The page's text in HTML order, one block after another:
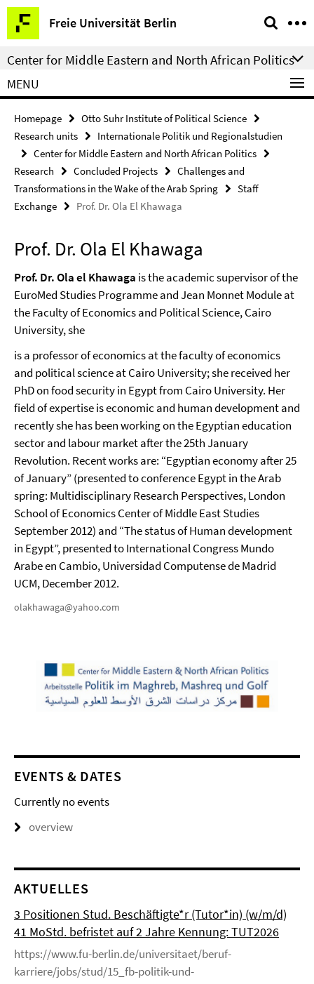
Springe
direkt
zu
Inhalt
Freie Universität Berlin
Service
Navigation
Center for Middle Eastern and North African Politics
MENU
Homepage
Otto Suhr Institute of Political Science
Research units
Internationale Politik und Regionalstudien
Center for Middle Eastern and North African Politics
Research
Concluded Projects
Challenges and
Transformations in the Wake of the Arab Spring
Staff
Exchange
Prof. Dr. Ola El Khawaga
Prof. Dr. Ola El Khawaga
Prof. Dr. Ola el Khawaga is the academic supervisor of the
EuroMed Studies Programme and Jean Monnet Module at
the Faculty of Economics and Political Science, Cairo
University, she
is a professor of economics at the faculty of economics
and political science at Cairo University; she received her
PhD on food security in Egypt from Cairo University. Her
field of expertise is economic and human development and
recently she has been working on the Egyptian education
sector and labour market after the 25th January
Revolution. Recent works are: “Egyptian economy after 25
of January” (presented to conference Egypt in the Arab
spring: Multidisciplinary Research Perspectives, London
School of Economics Center of Middle East Studies
September 2012) and “The status of Human development
in Egypt”, presented to International Congress Mundo
Arabe en Cambio, Universidad Computense de Madrid
UCM, December 2012.
olakhawaga@yahoo.com
EVENTS & DATES
Currently no events
overview
AKTUELLES
3 Positionen Stud. Beschäftigte*r (Tutor*in) (w/m/d)
41 MoStd. befristet auf 2 Jahre Kennung: TUT2026
https://www.fu-berlin.de/universitaet/beruf-
karriere/jobs/stud/15_fb-politik-und-